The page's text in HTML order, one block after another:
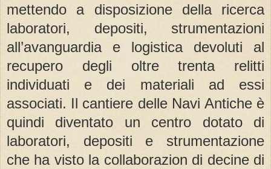
mettendo a disposizione della
ricerca
laboratori, depositi, strumentazioni
all’avanguardia e logistica devoluti al
recupero degli oltre trenta relitti
individuati e
dei
materiali ad essi
associati. Il cantiere delle Navi Antiche è
quindi diventato un centro dotato di
laboratori, depositi e strumentazione
che ha visto la collaborazion di decine di